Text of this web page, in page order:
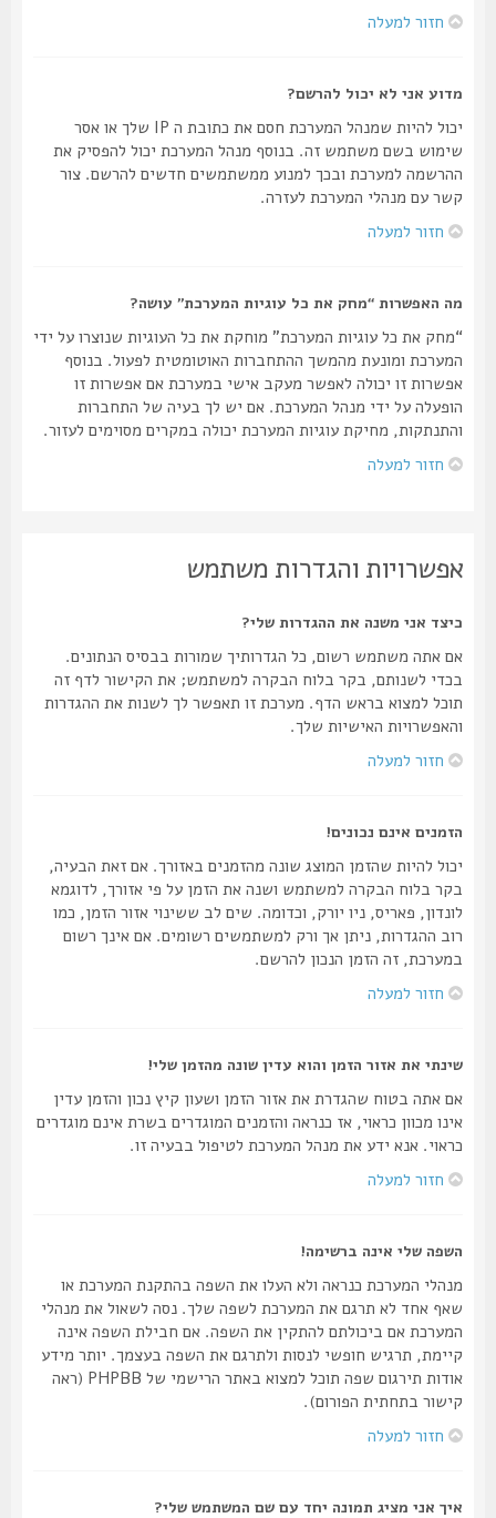
חזור למעלה
מדוע אני לא יכול להרשם?
יכול להיות שמנהל המערכת חסם את כתובת ה IP שלך או אסר
שימוש בשם משתמש זה. בנוסף מנהל המערכת יכול להפסיק את
ההרשמה למערכת ובכך למנוע ממשתמשים חדשים להרשם. צור
קשר עם מנהלי המערכת לעזרה.
חזור למעלה
מה האפשרות “מחק את כל עוגיות המערכת” עושה?
“מחק את כל עוגיות המערכת” מוחקת את כל העוגיות שנוצרו על ידי
המערכת ומונעת מהמשך ההתחברות האוטומטית לפעול. בנוסף
אפשרות זו יכולה לאפשר מעקב אישי במערכת אם אפשרות זו
הופעלה על ידי מנהל המערכת. אם יש לך בעיה של התחברות
והתנתקות, מחיקת עוגיות המערכת יכולה במקרים מסוימים לעזור.
חזור למעלה
אפשרויות והגדרות משתמש
כיצד אני משנה את ההגדרות שלי?
אם אתה משתמש רשום, כל הגדרותיך שמורות בבסיס הנתונים.
בכדי לשנותם, בקר בלוח הבקרה למשתמש; את הקישור לדף זה
תוכל למצוא בראש הדף. מערכת זו תאפשר לך לשנות את ההגדרות
והאפשרויות האישיות שלך.
חזור למעלה
הזמנים אינם נכונים!
יכול להיות שהזמן המוצג שונה מהזמנים באזורך. אם זאת הבעיה,
בקר בלוח הבקרה למשתמש ושנה את הזמן על פי אזורך, לדוגמא
לונדון, פאריס, ניו יורק, וכדומה. שים לב ששינוי אזור הזמן, כמו
רוב ההגדרות, ניתן אך ורק למשתמשים רשומים. אם אינך רשום
במערכת, זה הזמן הנכון להרשם.
חזור למעלה
שינתי את אזור הזמן והוא עדין שונה מהזמן שלי!
אם אתה בטוח שהגדרת את אזור הזמן ושעון קיץ נכון והזמן עדין
אינו מכוון כראוי, אז כנראה והזמנים המוגדרים בשרת אינם מוגדרים
כראוי. אנא ידע את מנהל המערכת לטיפול בבעיה זו.
חזור למעלה
השפה שלי אינה ברשימה!
מנהלי המערכת כנראה ולא העלו את השפה בהתקנת המערכת או
שאף אחד לא תרגם את המערכת לשפה שלך. נסה לשאול את מנהלי
המערכת אם ביכולתם להתקין את השפה. אם חבילת השפה אינה
קיימת, תרגיש חופשי לנסות ולתרגם את השפה בעצמך. יותר מידע
אודות תירגום שפה תוכל למצוא באתר הרישמי של PHPBB (ראה
קישור בתחתית הפורום).
חזור למעלה
איך אני מציג תמונה יחד עם שם המשתמש שלי?